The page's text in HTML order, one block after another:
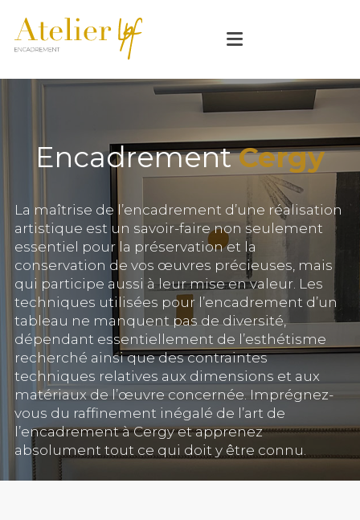
EncadrementCergy
La maîtrise de l’encadrement d’une réalisation
artistique est un savoir-faire non seulement
essentiel pour la préservation et la
conservation de vos œuvres précieuses, mais
qui participe aussi à leur mise en valeur. Les
techniques utilisées pour l’encadrement d’un
tableau ne manquent pas de diversité,
dépendant essentiellement de l’esthétisme
recherché ainsi que des contraintes
techniques relatives aux dimensions et aux
matériaux de l’œuvre concernée. Imprégnez-
vous du raffinement inégalé de l’art de
l’encadrement à Cergy et apprenez
absolument tout ce qui doit y être connu.